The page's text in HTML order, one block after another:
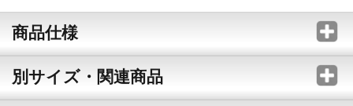
商品仕様
別サイズ・関連商品